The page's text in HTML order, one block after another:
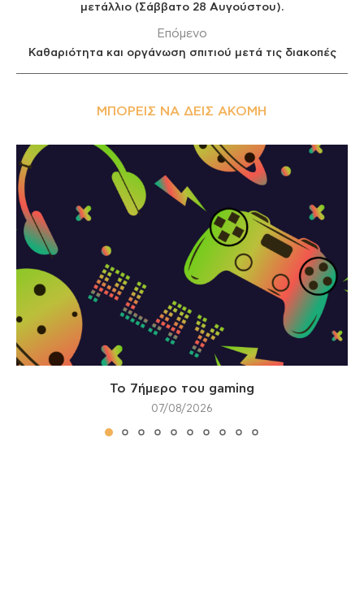
μετάλλιο (Σάββατο 28 Αυγούστου).
Επόμενο
Καθαριότητα και οργάνωση σπιτιού μετά τις διακοπές
ΜΠΟΡΕΊΣ ΝΑ ΔΕΙΣ ΑΚΌΜΗ
Το 7ήμερο του gaming
07/08/2026